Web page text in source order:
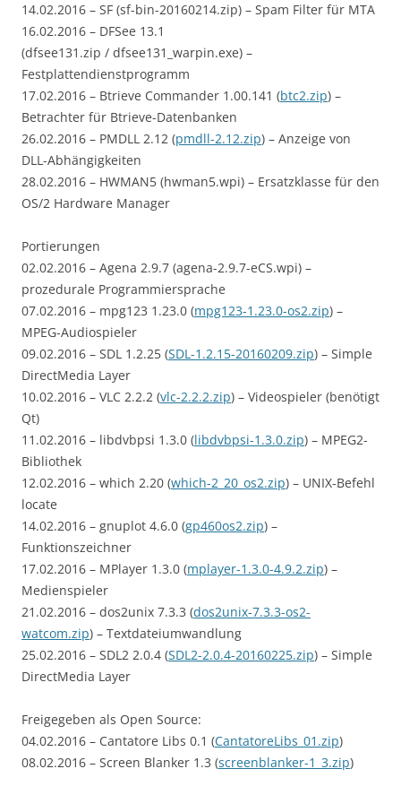
14.02.2016 – SF (sf-bin-20160214.zip) – Spam Filter für MTA
16.02.2016 – DFSee 13.1
(dfsee131.zip / dfsee131_warpin.exe) –
Festplattendienstprogramm
17.02.2016 – Btrieve Commander 1.00.141 (btc2.zip) –
Betrachter für Btrieve-Datenbanken
26.02.2016 – PMDLL 2.12 (pmdll-2.12.zip) – Anzeige von
DLL-Abhängigkeiten
28.02.2016 – HWMAN5 (hwman5.wpi) – Ersatzklasse für den
OS/2 Hardware Manager
Portierungen
02.02.2016 – Agena 2.9.7 (agena-2.9.7-eCS.wpi) –
prozedurale Programmiersprache
07.02.2016 – mpg123 1.23.0 (mpg123-1.23.0-os2.zip) –
MPEG-Audiospieler
09.02.2016 – SDL 1.2.25 (SDL-1.2.15-20160209.zip) – Simple
DirectMedia Layer
10.02.2016 – VLC 2.2.2 (vlc-2.2.2.zip) – Videospieler (benötigt
Qt)
11.02.2016 – libdvbpsi 1.3.0 (libdvbpsi-1.3.0.zip) – MPEG2-
Bibliothek
12.02.2016 – which 2.20 (which-2_20_os2.zip) – UNIX-Befehl
locate
14.02.2016 – gnuplot 4.6.0 (gp460os2.zip) –
Funktionszeichner
17.02.2016 – MPlayer 1.3.0 (mplayer-1.3.0-4.9.2.zip) –
Medienspieler
21.02.2016 – dos2unix 7.3.3 (dos2unix-7.3.3-os2-
watcom.zip) – Textdateiumwandlung
25.02.2016 – SDL2 2.0.4 (SDL2-2.0.4-20160225.zip) – Simple
DirectMedia Layer
Freigegeben als Open Source:
04.02.2016 – Cantatore Libs 0.1 (CantatoreLibs_01.zip)
08.02.2016 – Screen Blanker 1.3 (screenblanker-1_3.zip)